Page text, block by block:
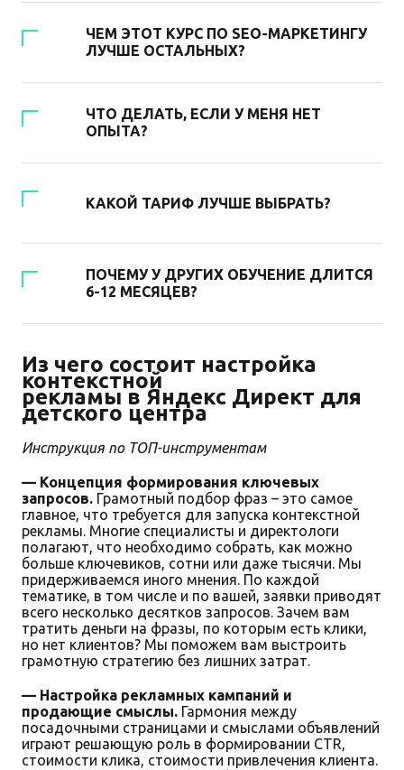
ЧЕМ ЭТОТ КУРС ПО SEO-МАРКЕТИНГУ
ЛУЧШЕ ОСТАЛЬНЫХ?
ЧТО ДЕЛАТЬ, ЕСЛИ У МЕНЯ НЕТ
ОПЫТА?
КАКОЙ ТАРИФ ЛУЧШЕ ВЫБРАТЬ?
ПОЧЕМУ У ДРУГИХ ОБУЧЕНИЕ ДЛИТСЯ
6-12 МЕСЯЦЕВ?
Из чего состоит настройка
контекстной
рекламы в Яндекс Директ для
детского центра
Инструкция по ТОП-инструментам
— Концепция формирования ключевых
запросов. Грамотный подбор фраз – это самое
главное, что требуется для запуска контекстной
рекламы. Многие специалисты и директологи
полагают, что необходимо собрать, как можно
больше ключевиков, сотни или даже тысячи. Мы
придерживаемся иного мнения. По каждой
тематике, в том числе и по вашей, заявки приводят
всего несколько десятков запросов. Зачем вам
тратить деньги на фразы, по которым есть клики,
но нет клиентов? Мы поможем вам выстроить
грамотную стратегию без лишних затрат.
— Настройка рекламных кампаний и
продающие смыслы. Гармония между
посадочными страницами и смыслами объявлений
играют решающую роль в формировании CTR,
стоимости клика, стоимости привлечения клиента.